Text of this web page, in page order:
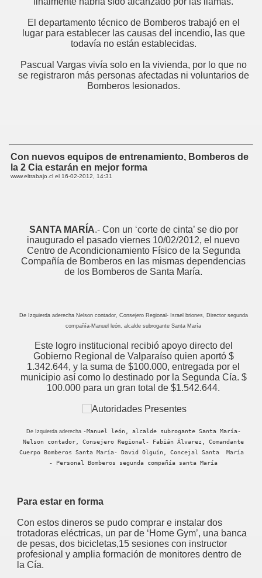
El departamento técnico de Bomberos trabajó en el
lugar para establecer las causas del incendio, las que
todavía no están establecidas.
Pascual Vargas vivía solo en la vivienda, por lo que no
se registraron más personas afectadas ni voluntarios de
Bomberos lesionados.
Con nuevos equipos de entrenamiento, Bomberos de
la 2 Cia estarán en mejor forma
www.eltrabajo.cl el 16-02-2012, 14:31
SANTA MARÍA.- Con un ‘corte de cinta’ se dio por
inaugurado el pasado viernes 10/02/2012, el nuevo
Centro de Acondicionamiento Físico de la Segunda
Compañía de Bomberos en las mismas dependencias
de los Bomberos de Santa María.
De Izquierda aderecha Nelson contador, Consejero Regional- Israel briones, Director segunda
compañía-Manuel león, alcalde subrogante Santa María
Este logro institucional recibió apoyo directo del
Gobierno Regional de Valparaíso quien aportó $
1.342.644, y la suma de $100.000, entregada por el
municipio así como lo destinado por la Segunda Cía. $
100.000 para un gran total de $1.542.644.
De Izquierda aderecha -Manuel león, alcalde subrogante Santa María-
Nelson contador, Consejero Regional- Fabián Álvarez, Comandante
Cuerpo Bomberos Santa María- David Olguín, Concejal Santa María
- Personal Bomberos segunda compañía santa María
Para estar en forma
Con estos dineros se pudo comprar e instalar dos
trotadoras eléctricas, un par de ‘Home Gym’, una banca
de pesas, dos bicicletas,15 sesiones con instructor
profesional y amplia formación de monitores dentro de
la Cía.